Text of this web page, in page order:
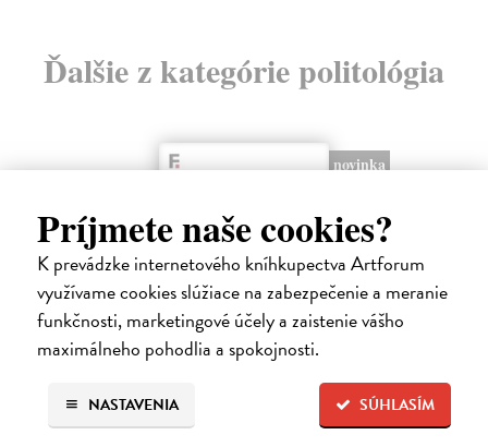
Príjmete naše cookies?
K prevádzke internetového kníhkupectva Artforum
využívame cookies slúžiace na zabezpečenie a meranie
funkčnosti, marketingové účely a zaistenie vášho
maximálneho pohodlia a spokojnosti.
SÚHLASÍM
NASTAVENIA
Ďalšie z kategórie politológia
novinka
Disidenti mezi disidenty
Budrajtskis Ilja Borisovič| Kniha